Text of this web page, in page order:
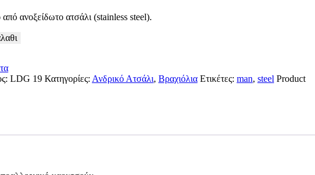
ανοξείδωτο ατσάλι (stainless steel).
LDG 19 Κατηγορίες: Ανδρικό Ατσάλι, Βραχιόλια Ετικέτες: man, steel Product